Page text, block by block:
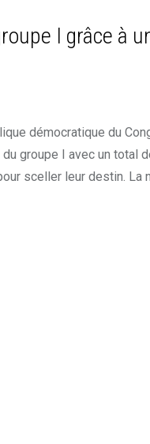
I grâce à
démocratique du
groupe I avec un
sceller leur destin. La